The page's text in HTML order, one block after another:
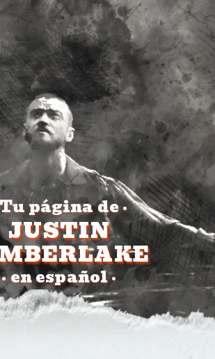
página de•
JUSTIN
•en español•